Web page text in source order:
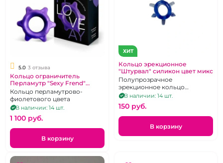
5.0 3 отзыва
Кольцо ограничитель
Перламутр "Sexy Frend"
силикон фиолетовое
Кольцо перламутрово-
фиолетового цвета
В наличии: 14 шт.
1 100 pуб.
В корзину
ХИТ
Кольцо эрекционное
"Штурвал" силикон цвет микс
Полупрозрачное
эрекционное кольцо
"Штурвал"
В наличии: 14 шт.
150 pуб.
В корзину